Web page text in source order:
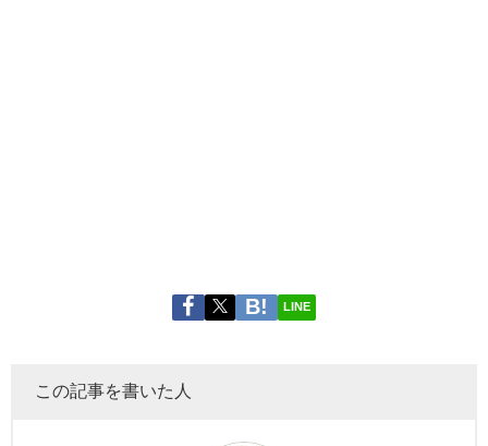
LINE
この記事を書いた人